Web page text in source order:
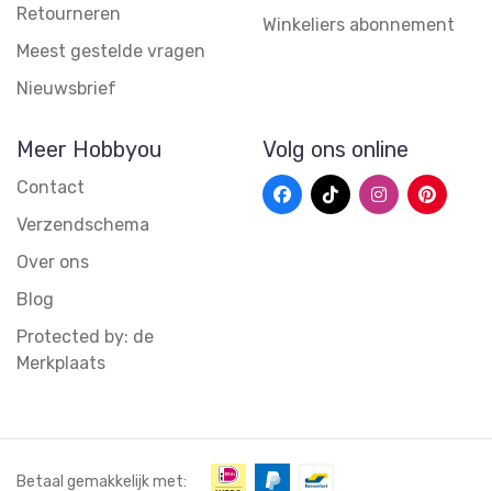
Retourneren
Meest gestelde vragen
Nieuwsbrief
Winkeliers abonnement
Meer Hobbyou
Contact
Verzendschema
Over ons
Blog
Protected by: de
Merkplaats
Volg ons online
Betaal gemakkelijk met: